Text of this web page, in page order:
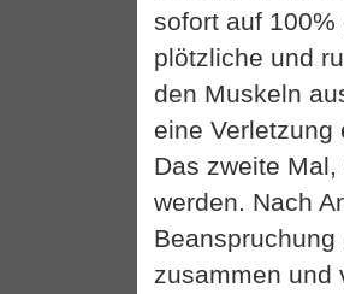
sofort auf
plötzliche und
den Muskeln
eine Verletzung
Das zweite
werden. Nach
zusammen und